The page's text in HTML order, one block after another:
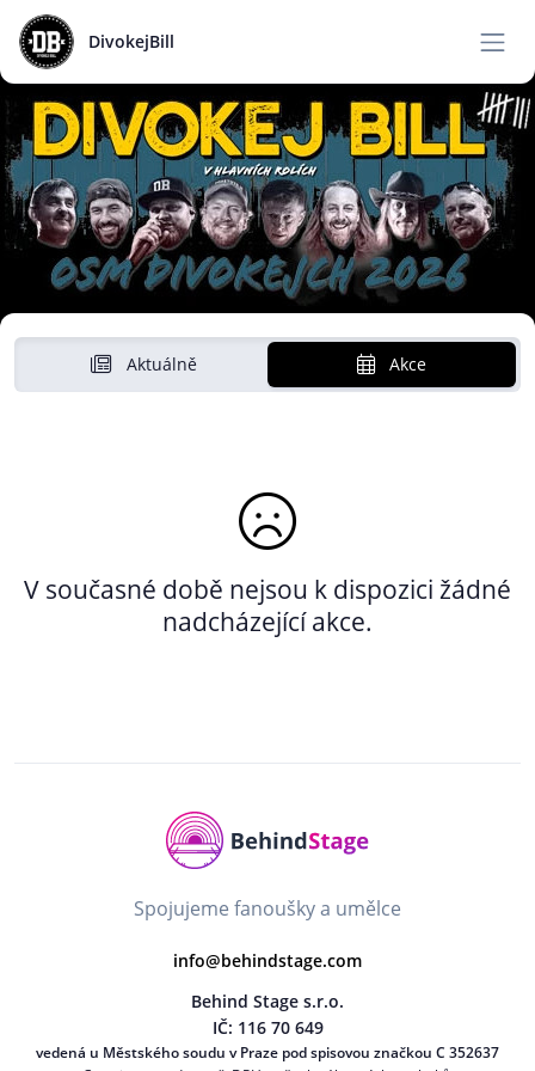
DivokejBill
Aktuálně Akce
V současné době nejsou k dispozici žádné
nadcházející akce.
Spojujeme fanoušky a umělce
info@behindstage.com
Behind Stage s.r.o.
IČ: 116 70 649
vedená u Městského soudu v Praze pod spisovou značkou C 352637